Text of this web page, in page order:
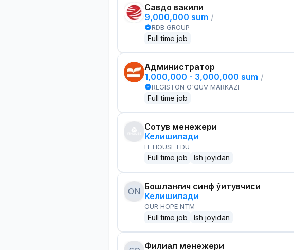
Савдо вакили
9,000,000 sum /
RDB GROUP
Full time job
Администратор
1,000,000 - 3,000,000 sum /
REGISTON O'QUV MARKAZI
Full time job
Сотув менежери
Келишилади
IT HOUSE EDU
Full time job Ish joyidan
ON Бошланғич синф ўқитувчиси
Келишилади
OUR HOPE NTM
Full time job Ish joyidan
Филиал менежери